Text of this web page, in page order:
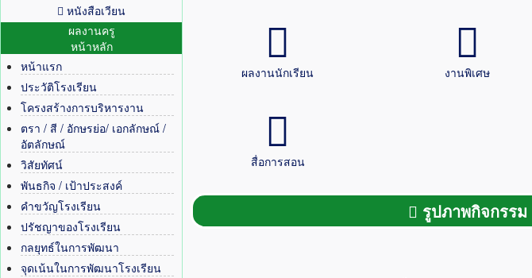
หนังสือเวียน
ผลงานครู
หน้าหลัก
หน้าแรก
ประวัติโรงเรียน
โครงสร้างการบริหารงาน
ตรา / สี / อักษรย่อ/ เอกลักษณ์ /
อัตลักษณ์
วิสัยทัศน์
พันธกิจ / เป้าประสงค์
คำขวัญโรงเรียน
ปรัชญาของโรงเรียน
กลยุทธ์ในการพัฒนา
จุดเน้นในการพัฒนาโรงเรียน
ผลงานนักเรียน งานพิเศษ
สื่อการสอน
รูปภาพกิจกรรม